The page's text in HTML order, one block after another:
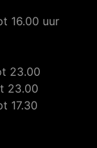
16.00 uur
23.00
23.00
17.30